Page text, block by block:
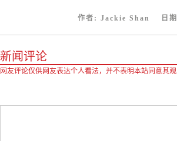
作者: Jackie Shan 日
新闻评论
网友评论仅供网友表达个人看法，并不表明本站同意其